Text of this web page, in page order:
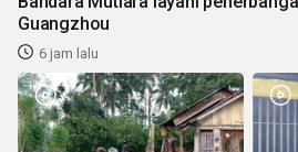
Guangzhou
6 jam lalu